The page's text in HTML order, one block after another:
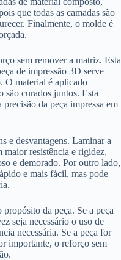
que todas as camadas são
Finalmente, o molde é
sem remover a matriz. Esta
de impressão 3D serve
O material é aplicado
são curados juntos. Esta
da peça impressa em
e desvantagens. Laminar a
maior resistência e rigidez,
e demorado. Por outro lado,
e mais fácil, mas pode
da peça. Se a peça
seja necessário o uso de
necessária. Se a peça for
importante, o reforço sem